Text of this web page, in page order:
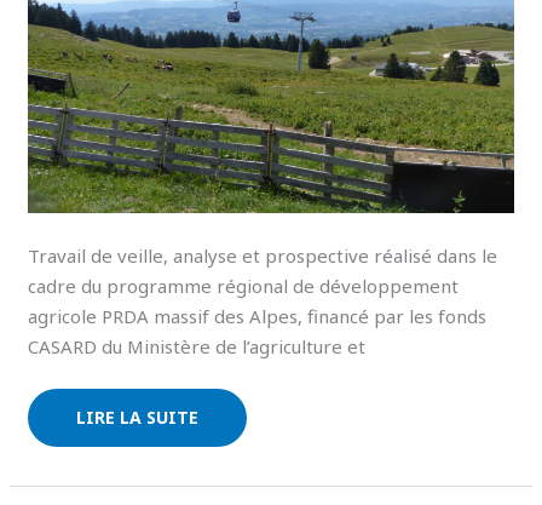
Travail de veille, analyse et prospective réalisé dans le
cadre du programme régional de développement
agricole PRDA massif des Alpes, financé par les fonds
CASARD du Ministère de l’agriculture et
LIRE LA SUITE